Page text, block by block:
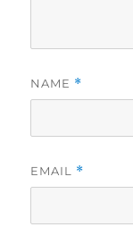
NAME *
EMAIL *